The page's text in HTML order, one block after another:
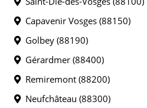
Capavenir Vosges (88150)
Golbey (88190)
Gérardmer (88400)
Remiremont (88200)
Neufchâteau (88300)